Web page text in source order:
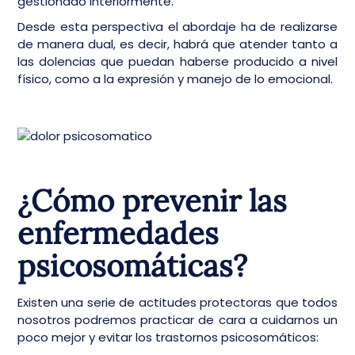
Desde esta perspectiva el abordaje ha de realizarse
de manera dual, es decir, habrá que atender tanto a
las dolencias que puedan haberse producido a nivel
físico, como a la expresión y manejo de lo emocional.
¿Cómo prevenir las
enfermedades
psicosomáticas?
Existen una serie de actitudes protectoras que todos
nosotros podremos practicar de cara a cuidarnos un
poco mejor y evitar los trastornos psicosomáticos: